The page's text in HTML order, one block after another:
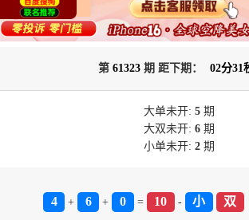
第 61323期 距下期： 02分30
大单未开: 5期
大双未开: 6期
小单未开: 2期
4 + 6 + 0 = 10 - 小 双